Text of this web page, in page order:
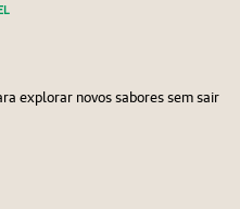
explorar novos sabores sem sair